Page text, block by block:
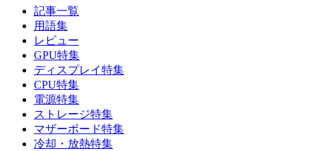
記事一覧
用語集
レビュー
GPU特集
ディスプレイ特集
CPU特集
電源特集
ストレージ特集
マザーボード特集
冷却・放熱特集